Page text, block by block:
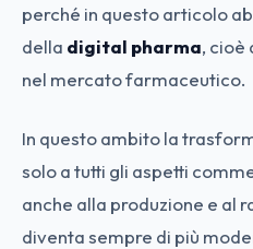
perché in questo articolo
della digital pharma, cioè
nel mercato farmaceutico.
In questo ambito la
solo a tutti gli aspetti
anche alla produzione e al
diventa sempre di più